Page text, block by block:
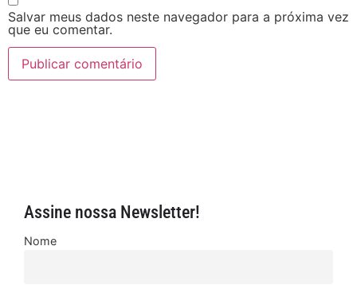
Salvar meus dados neste navegador para a próxima vez
que eu comentar.
Assine nossa Newsletter!
Nome